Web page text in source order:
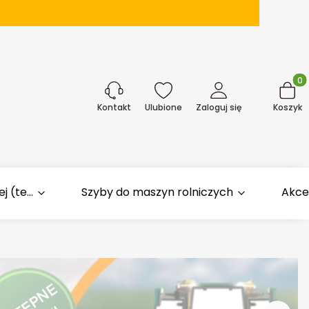
Kontakt Ulubione Zaloguj się Koszyk
(te... Szyby do maszyn rolniczych